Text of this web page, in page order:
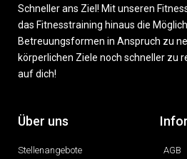
Schneller ans Ziel! Mit unseren
das Fitnesstraining hinaus die
Betreuungsformen in Anspruch zu
körperlichen Ziele noch schneller zu
auf dich!
Über uns
Stellenangebote
AGB